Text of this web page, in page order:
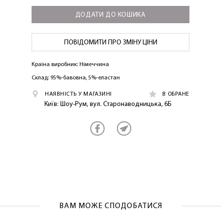
ДОДАТИ ДО КОШИКА
ПОВІДОМИТИ ПРО ЗМІНУ ЦІНИ
Країна виробник: Німеччина
Склад: 95%-бавовна, 5%-еластан
НАЯВНІСТЬ У МАГАЗИНІ В ОБРАНЕ
Київ: Шоу-Рум, вул. Старонаводницька, 6Б
ВАМ МОЖЕ СПОДОБАТИСЯ
ЛАСКАВО ПРОСИМО ДО
NOSOVSKI.COM! ПРИЙМІТЬ ВІД НАС
ПЕРШЕ ПОКУПКУ
ОТРИМАТИ!